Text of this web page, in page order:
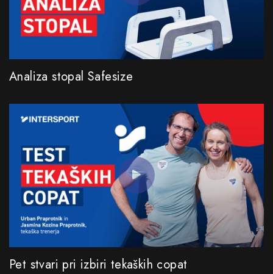
Analiza stopal Safesize
Pet stvari pri izbiri tekaških copat